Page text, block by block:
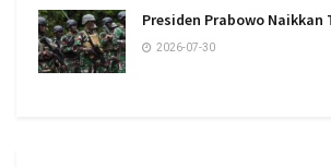
Presiden Prabowo
2026-07-30